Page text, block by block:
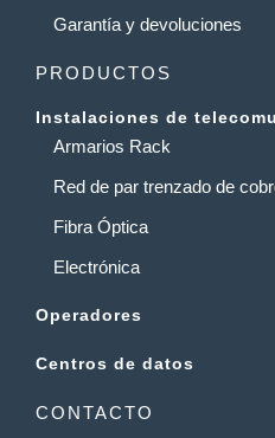
Garantía y devoluciones
PRODUCTOS
Instalaciones de
Armarios Rack
Red de par trenzado de
Fibra Óptica
Electrónica
Operadores
Centros de datos
CONTACTO